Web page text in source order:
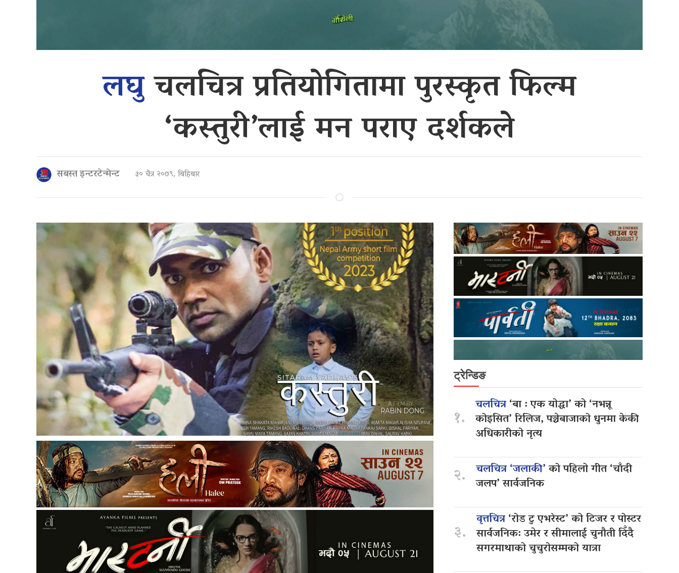
लघुचलचित्र प्रतियोगितामा पुरस्कृत फिल्म
‘कस्तुरी’लाई मन पराए दर्शकले
सबस्त इन्टरटेन्मेन्ट ३० चैत्र २०७९, बिहिबार
ट्रेन्डिङ
१.
चलचित्र‘बा : एक योद्धा’ को ‘नभन्नू
कोइसित’ रिलिज, पञ्चेबाजाको धुनमा केकी
अधिकारीको नृत्य
२. चलचित्र ‘जलाकी’को पहिलो गीत ‘चाँदी
जलप’ सार्वजनिक
३.
वृत्तचित्र‘रोड टु एभरेस्ट’ को टिजर र पोस्टर
सार्वजनिक: उमेर र सीमालाई चुनौती दिँदै
सगरमाथाको चुचुरोसम्मको यात्रा